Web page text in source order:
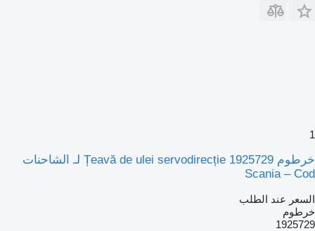
1
خرطوم Țeavă de ulei servodirecție 1925729 لـ الشاحنات
Scania – Cod
السعر عند الطلب
خرطوم
1925729